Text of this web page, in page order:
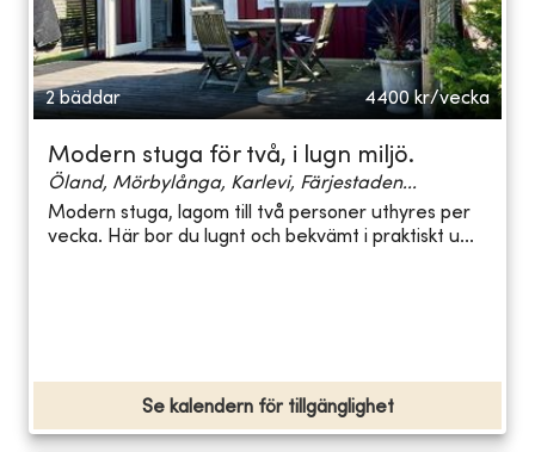
2 bäddar 4400 kr/vecka
Modern stuga för två, i lugn miljö.
Öland, Mörbylånga, Karlevi, Färjestaden...
Modern stuga, lagom till två personer uthyres per
vecka. Här bor du lugnt och bekvämt i praktiskt u...
Se kalendern för tillgänglighet